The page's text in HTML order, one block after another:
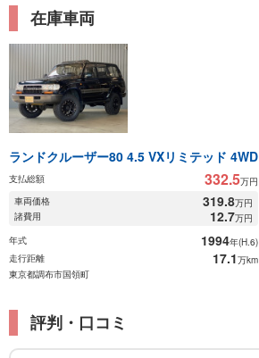
在庫車両
ランドクルーザー80 4.5 VXリミテッド 4WD
支払総額 332.5万円
車両価格
319.8万円
諸費用
12.7万円
年式
1994年(H.6)
走行距離
17.1万km
東京都調布市国領町
評判・口コミ